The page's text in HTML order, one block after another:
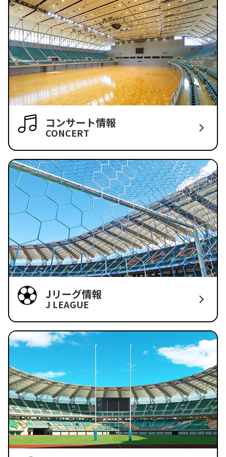
コンサート情報
CONCERT
Jリーグ情報
J LEAGUE